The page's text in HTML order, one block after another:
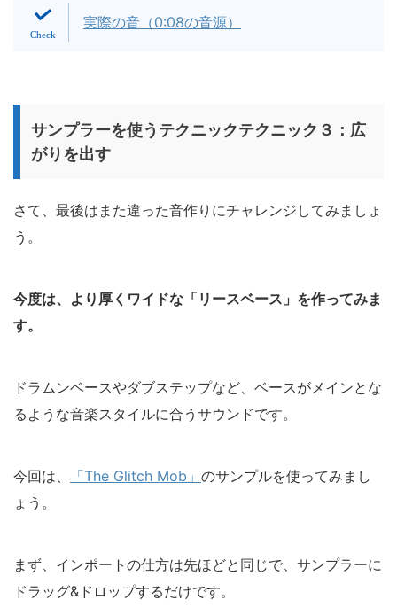
実際の音（0:08の音源）
サンプラーを使うテクニックテクニック３：広
がりを出す
さて、最後はまた違った音作りにチャレンジしてみましょ
う。
今度は、より厚くワイドな「リースベース」を作ってみま
す。
ドラムンベースやダブステップなど、ベースがメインとな
るような音楽スタイルに合うサウンドです。
今回は、 「The Glitch Mob」 のサンプルを使ってみまし
ょう。
まず、インポートの仕方は先ほどと同じで、サンプラーに
ドラッグ&ドロップするだけです。